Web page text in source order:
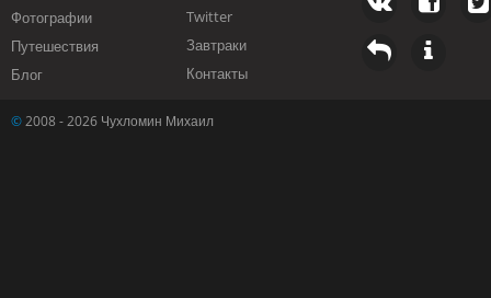
Фотографии
Путешествия
Блог
Twitter
Завтраки
Контакты
© 2008 - 2026 Чухломин Михаил